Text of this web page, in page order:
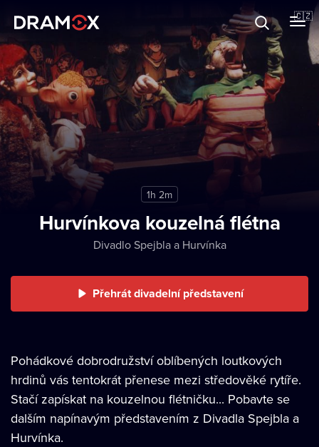
🇨🇿
Dárkové poukazy
Registrujte se
1h 2m
Hurvínkova kouzelná flétna
Divadlo Spejbla a Hurvínka
Přehrát divadelní představení
Pohádkové dobrodružství oblíbených loutkových
hrdinů vás tentokrát přenese mezi středověké rytíře.
Stačí zapískat na kouzelnou flétničku... Pobavte se
dalším napínavým představením z Divadla Spejbla a
Hurvínka.